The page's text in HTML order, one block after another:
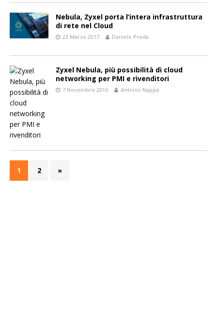
Nebula, Zyxel porta l’intera infrastruttura
di rete nel Cloud
23 Marzo 2017 Daniele Preda
Zyxel Nebula, più possibilità di cloud
networking per PMI e rivenditori
7 Novembre 2016 Antonio Nappa
1 2 »